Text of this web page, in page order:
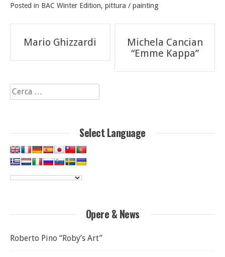
Posted in BAC Winter Edition, pittura / painting
Navigazione
articoli
Mario Ghizzardi
Michela Cancian
“Emme Kappa”
Ricerca
per:
Select Language
Opere & News
Roberto Pino “Roby’s Art”